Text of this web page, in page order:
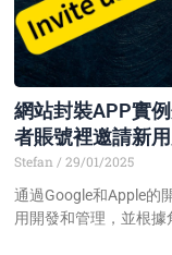
網站封裝APP實
者賬號裡邀請新
Stefan 29/01/2025
通過Google和Apple的
用開發和管理，並根據